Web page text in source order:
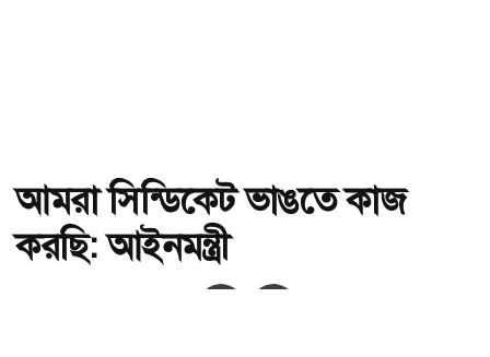
আমরা সিন্ডিকেট ভাঙতে কাজ
করছি: আইনমন্ত্রী